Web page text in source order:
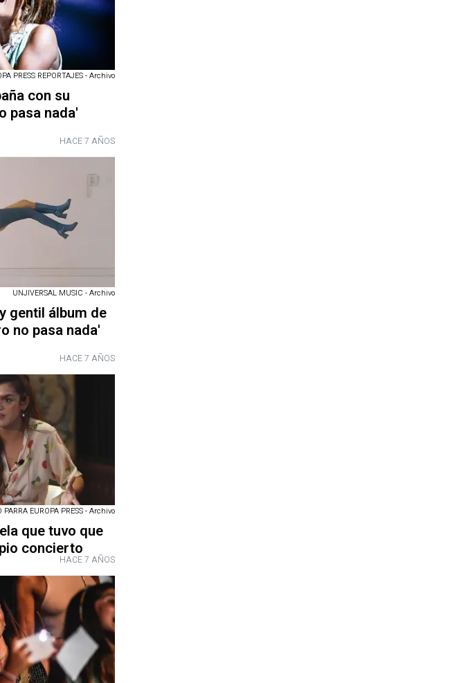
PRESS REPORTAJES - Archivo
con su
pasa nada'
HACE 7 AÑOS
UNJIVERSAL MUSIC - Archivo
gentil álbum de
no pasa nada'
HACE 7 AÑOS
PARRA EUROPA PRESS - Archivo
que tuvo que
concierto
HACE 7 AÑOS